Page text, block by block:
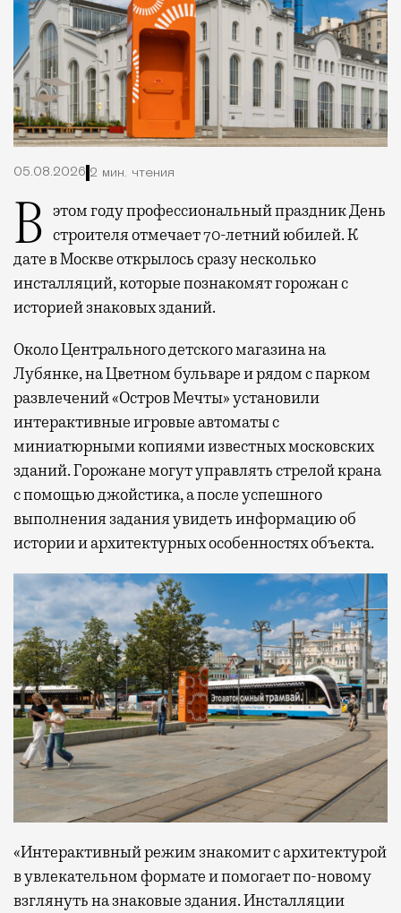
05.08.2026 2 мин. чтения
В этом году профессиональный праздник День строителя отмечает 70-летний юбилей. К
дате в Москве открылось сразу несколько
инсталляций, которые познакомят горожан с
историей знаковых зданий.
Около Центрального детского магазина на
Лубянке, на Цветном бульваре и рядом с парком
развлечений «Остров Мечты» установили
интерактивные игровые автоматы с
миниатюрными копиями известных московских
зданий. Горожане могут управлять стрелой крана
с помощью джойстика, а после успешного
выполнения задания увидеть информацию об
истории и архитектурных особенностях объекта.
«Интерактивный режим знакомит с архитектурой
в увлекательном формате и помогает по-новому
взглянуть на знаковые здания. Инсталляции